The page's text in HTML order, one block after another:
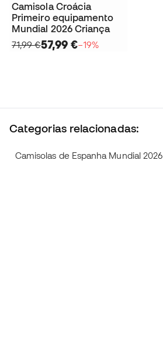
Camisola Croácia
Primeiro equipamento
Mundial 2026 Criança
71,99 €57,99 €−19%
Categorias relacionadas:
Camisolas de Espanha Mundial 2026